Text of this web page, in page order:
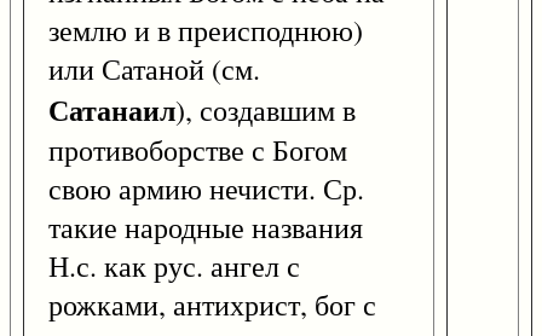
землю и в преисподнюю)
или Сатаной (см.
Сатанаил), создавшим в
противоборстве с Богом
свою армию нечисти. Ср.
такие народные названия
Н.с. как рус. ангел с
рожками, антихрист, бог с